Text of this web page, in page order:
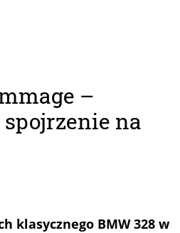
–
na
klasycznego BMW 328 w